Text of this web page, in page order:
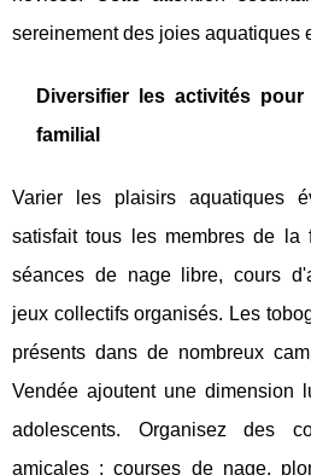
sereinement des joies aquatiques
Diversifier les activités
familial
Varier les plaisirs aquatiques
satisfait tous les membres de la
séances de nage libre, cours
jeux collectifs organisés. Les
présents dans de nombreux
Vendée ajoutent une dimension
adolescents. Organisez des
amicales : courses de nage,